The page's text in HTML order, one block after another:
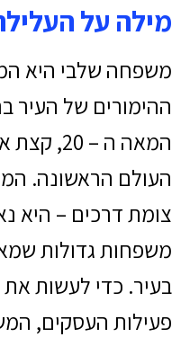
מילה על
משפחה שלבי היא
ההימורים של העיר
המאה ה –
העולם הראשונה.
צומת דרכים – היא
משפחות גדולות
בעיר. כדי לעשות
פעילות העסקים,